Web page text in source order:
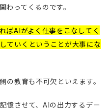
わってくるのです。
ばAIがよく仕事をこなしてく
ていくということが大事にな
の教育も不可欠といえます。
憶させて、AIの出力するデー